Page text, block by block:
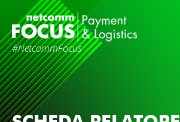
#NetcommFocus